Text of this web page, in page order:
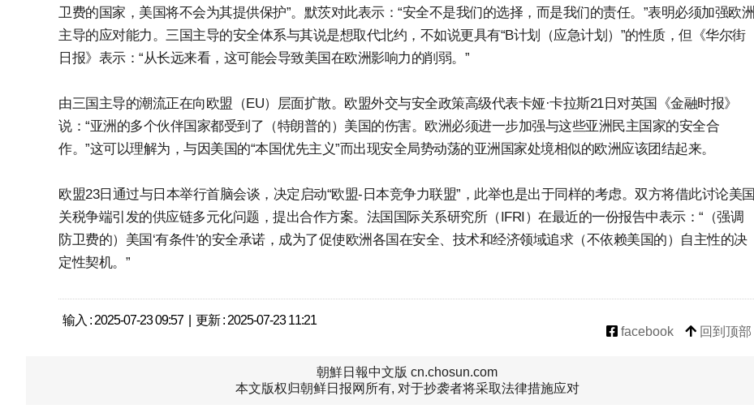
卫费的国家，美国将不会为其提供保护”。默茨对此表示：“安全不是我们的选择，而是我们的责任。”表明必须加强欧洲
主导的应对能力。三国主导的安全体系与其说是想取代北约，不如说更具有“B计划（应急计划）”的性质，但《华尔街
日报》表示：“从长远来看，这可能会导致美国在欧洲影响力的削弱。”
由三国主导的潮流正在向欧盟（EU）层面扩散。欧盟外交与安全政策高级代表卡娅·卡拉斯21日对英国《金融时报》
说：“亚洲的多个伙伴国家都受到了（特朗普的）美国的伤害。欧洲必须进一步加强与这些亚洲民主国家的安全合
作。”这可以理解为，与因美国的“本国优先主义”而出现安全局势动荡的亚洲国家处境相似的欧洲应该团结起来。
欧盟23日通过与日本举行首脑会谈，决定启动“欧盟-日本竞争力联盟”，此举也是出于同样的考虑。双方将借此讨论美国
关税争端引发的供应链多元化问题，提出合作方案。法国国际关系研究所（IFRI）在最近的一份报告中表示：“（强调
防卫费的）美国‘有条件’的安全承诺，成为了促使欧洲各国在安全、技术和经济领域追求（不依赖美国的）自主性的决
定性契机。”
输入 : 2025-07-23 09:57 | 更新 : 2025-07-23 11:21
facebook
回到顶部
朝鮮日報中文版 cn.chosun.com
本文版权归朝鲜日报网所有, 对于抄袭者将采取法律措施应对